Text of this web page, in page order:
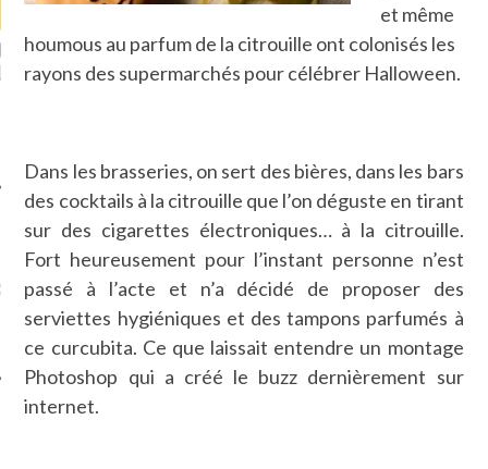
ATTACHÉS À LA
DE L’AMBASSADE
UN GRONDIN FOURRÉ AUX
CHAMPIGNONS ET AUX
MES DERNIERS
SUR FACEBOOK
et même
houmous au parfum de la citrouille ont colonisés les
rayons des supermarchés pour célébrer Halloween.
Dans les brasseries, on sert des bières, dans les bars
des cocktails à la citrouille que l’on déguste en tirant
sur des cigarettes électroniques… à la citrouille.
Fort heureusement pour l’instant personne n’est
passé à l’acte et n’a décidé de proposer des
serviettes hygiéniques et des tampons parfumés à
ce curcubita. Ce que laissait entendre un montage
Photoshop qui a créé le buzz dernièrement sur
internet.